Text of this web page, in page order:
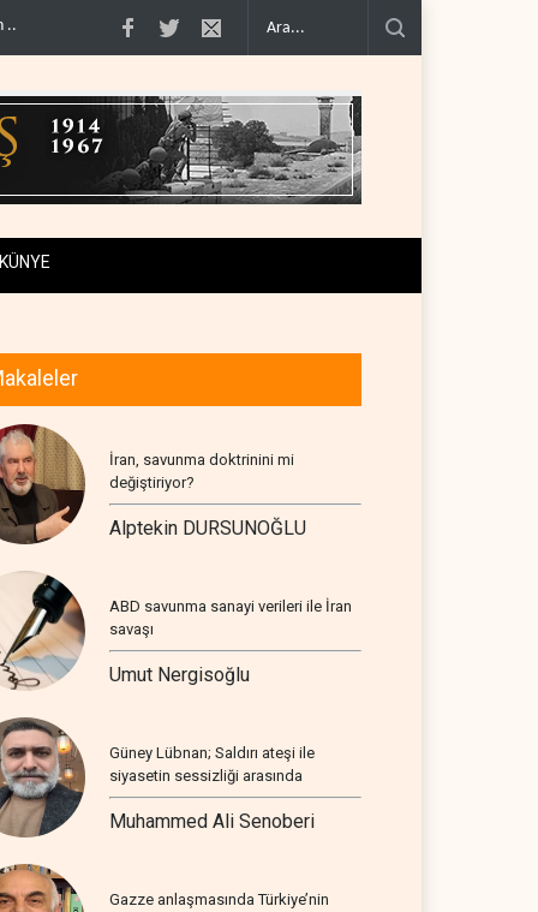
hattına dönüşt.. BM yetkilisinden İsrail'e gizli belge akışı..
KÜNYE
İran, savunma doktrinini mi
değiştiriyor?
Alptekin DURSUNOĞLU
ABD savunma sanayi verileri ile İran
savaşı
Umut Nergisoğlu
Güney Lübnan; Saldırı ateşi ile
siyasetin sessizliği arasında
Muhammed Ali Senoberi
Gazze anlaşmasında Türkiye’nin